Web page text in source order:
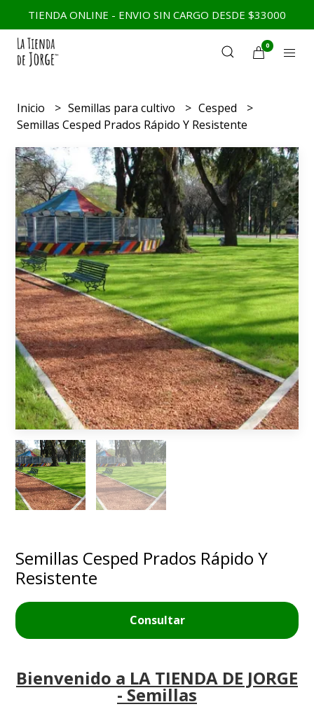
TIENDA ONLINE - ENVIO SIN CARGO DESDE $33000
0
Inicio Semillas para cultivo
Cesped
Semillas Cesped Prados Rápido Y Resistente
Semillas Cesped Prados Rápido Y
Resistente
Consultar
Bienvenido a LA TIENDA DE JORGE
- Semillas